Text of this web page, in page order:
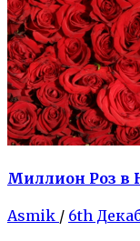
Миллион Роз в
Asmik / 6th